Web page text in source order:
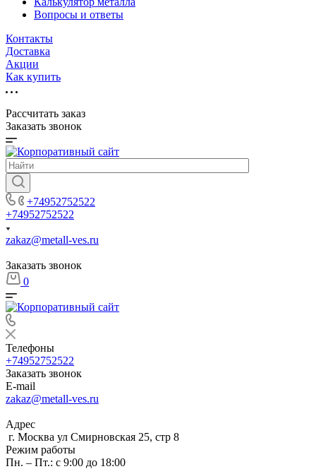
Вопросы и ответы
Контакты
Доставка
Акции
Как купить
Рассчитать заказ
Заказать звонок
+74952752522
+74952752522
zakaz@metall-ves.ru
Заказать звонок
0
Телефоны
+74952752522
Заказать звонок
E-mail
zakaz@metall-ves.ru
Адрес
г. Москва ул Смирновская 25, стр 8
Режим работы
Пн. – Пт.: с 9:00 до 18:00